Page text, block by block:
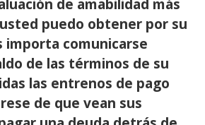
puedo obtener por su
importa comunicarse
de las términos de su
las entrenos de pago
de que vean sus